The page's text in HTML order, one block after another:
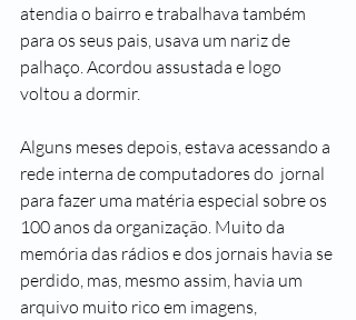
atendia o bairro e trabalhava também
para os seus pais, usava um nariz de
palhaço. Acordou assustada e logo
voltou a dormir.
Alguns meses depois, estava acessando a
rede interna de computadores do  jornal
para fazer uma matéria especial sobre os
100 anos da organização. Muito da
memória das rádios e dos jornais havia se
perdido, mas, mesmo assim, havia um
arquivo muito rico em imagens,